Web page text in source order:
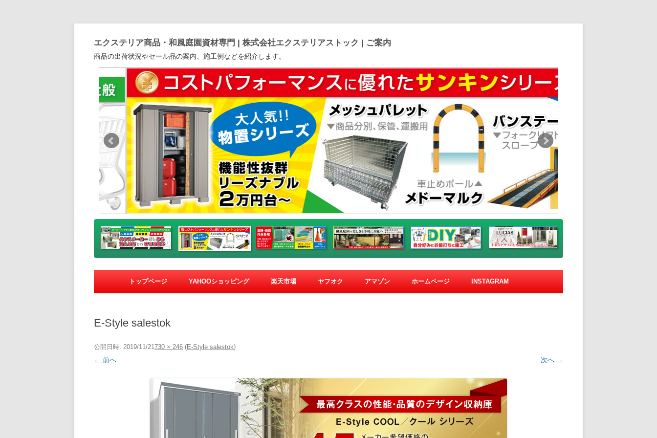
エクステリア商品・和風庭園資材専門 | 株式会社エクステリアストック | ご案内
商品の出荷状況やセール品の案内、施工例などを紹介します。
ン
テ
ン
トップページ YAHOOショッピング 楽天市場 ヤフオク アマゾン ホームページ INSTAGRAM
E-Style salestok
公開日時: 2019/11/21730 × 246 (E-Style salestok)
← 前へ 次へ →